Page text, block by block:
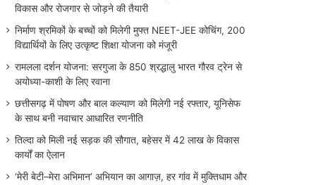
विकास और रोजगार से जोड़ने की तैयारी
निर्माण श्रमिकों के बच्चों को मिलेगी मुफ्त NEET-JEE कोचिंग, 200
विद्यार्थियों के लिए उत्कृष्ट शिक्षा योजना को मंजूरी
रामलला दर्शन योजना: सरगुजा के 850 श्रद्धालु भारत गौरव ट्रेन से
अयोध्या-काशी के लिए रवाना
छत्तीसगढ़ में पोषण और बाल कल्याण को मिलेगी नई रफ्तार, यूनिसेफ
के साथ बनी नवाचार आधारित रणनीति
तिल्दा को मिली नई सड़क की सौगात, बहेसर में 42 लाख के विकास
कार्यों का ऐलान
‘मेरी बेटी–मेरा अभिमान’ अभियान का आगाज़, हर गांव में मुक्तिधाम और